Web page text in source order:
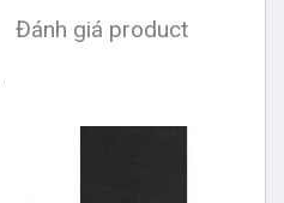
Đánh giá product